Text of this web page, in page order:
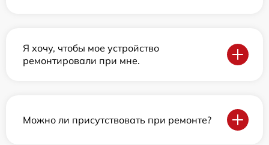
Я хочу, чтобы мое устройство
ремонтировали при мне.
Можно ли присутствовать при ремонте?